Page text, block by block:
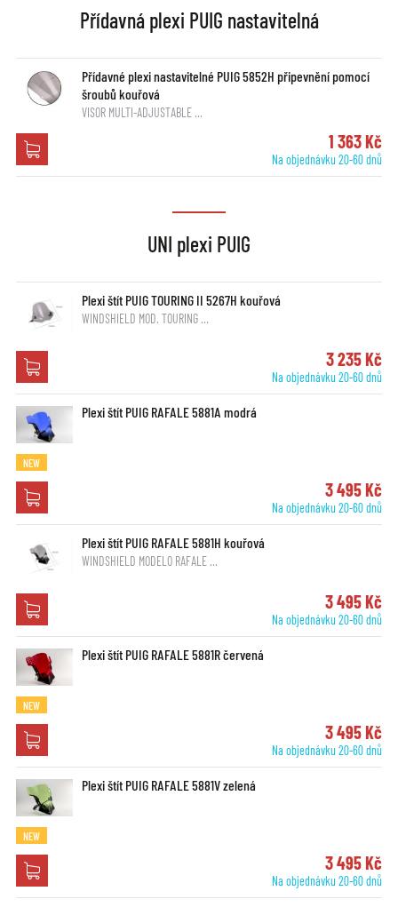
Přídavná plexi PUIG nastavitelná
Přídavné plexi nastavitelné PUIG 5852H připevnění pomocí
šroubů kouřová
VISOR MULTI-ADJUSTABLE …
1 363 Kč
Na objednávku 20-60 dnů
UNI plexi PUIG
Plexi štít PUIG TOURING II 5267H kouřová
WINDSHIELD MOD. TOURING …
3 235 Kč
Na objednávku 20-60 dnů
Plexi štít PUIG RAFALE 5881A modrá
NEW
3 495 Kč
Na objednávku 20-60 dnů
Plexi štít PUIG RAFALE 5881H kouřová
WINDSHIELD MODELO RAFALE …
3 495 Kč
Na objednávku 20-60 dnů
Plexi štít PUIG RAFALE 5881R červená
NEW
3 495 Kč
Na objednávku 20-60 dnů
Plexi štít PUIG RAFALE 5881V zelená
NEW
3 495 Kč
Na objednávku 20-60 dnů